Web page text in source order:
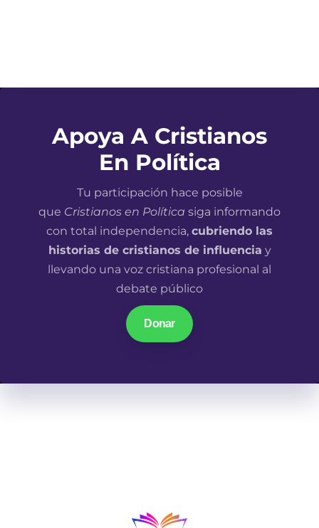
Apoya A Cristianos
En Política
Tu participación hace posible
que Cristianos en Política siga informando
con total independencia, cubriendo las
historias de cristianos de influencia y
llevando una voz cristiana profesional al
debate público
Donar